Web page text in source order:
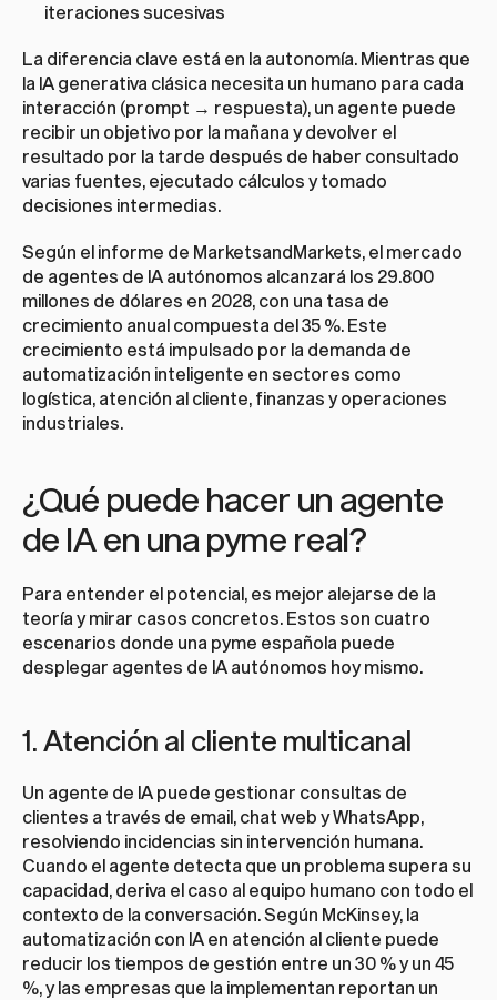
iteraciones sucesivas
La diferencia clave está en la autonomía. Mientras que
la IA generativa clásica necesita un humano para cada
interacción (prompt → respuesta), un agente puede
recibir un objetivo por la mañana y devolver el
resultado por la tarde después de haber consultado
varias fuentes, ejecutado cálculos y tomado
decisiones intermedias.
Según el informe de MarketsandMarkets, el mercado
de agentes de IA autónomos alcanzará los 29.800
millones de dólares en 2028, con una tasa de
crecimiento anual compuesta del 35 %. Este
crecimiento está impulsado por la demanda de
automatización inteligente en sectores como
logística, atención al cliente, finanzas y operaciones
industriales.
¿Qué puede hacer un agente
de IA en una pyme real?
Para entender el potencial, es mejor alejarse de la
teoría y mirar casos concretos. Estos son cuatro
escenarios donde una pyme española puede
desplegar agentes de IA autónomos hoy mismo.
1. Atención al cliente multicanal
Un agente de IA puede gestionar consultas de
clientes a través de email, chat web y WhatsApp,
resolviendo incidencias sin intervención humana.
Cuando el agente detecta que un problema supera su
capacidad, deriva el caso al equipo humano con todo el
contexto de la conversación. Según McKinsey, la
automatización con IA en atención al cliente puede
reducir los tiempos de gestión entre un 30 % y un 45
%, y las empresas que la implementan reportan un